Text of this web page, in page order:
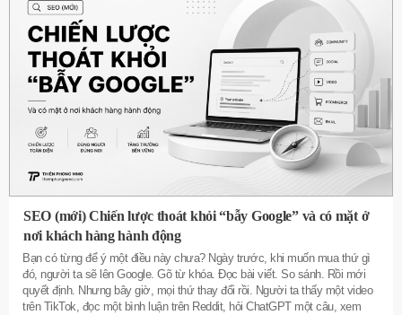
SEO (mới) Chiến lược thoát khỏi “bẫy Google” và có mặt ở
nơi khách hàng hành động
Bạn có từng để ý một điều này chưa? Ngày trước, khi muốn mua thứ gì
đó, người ta sẽ lên Google. Gõ từ khóa. Đọc bài viết. So sánh. Rồi mới
quyết định. Nhưng bây giờ, mọi thứ thay đổi rồi. Người ta thấy một video
trên TikTok, đọc một bình luận trên Reddit, hỏi ChatGPT một câu, xem